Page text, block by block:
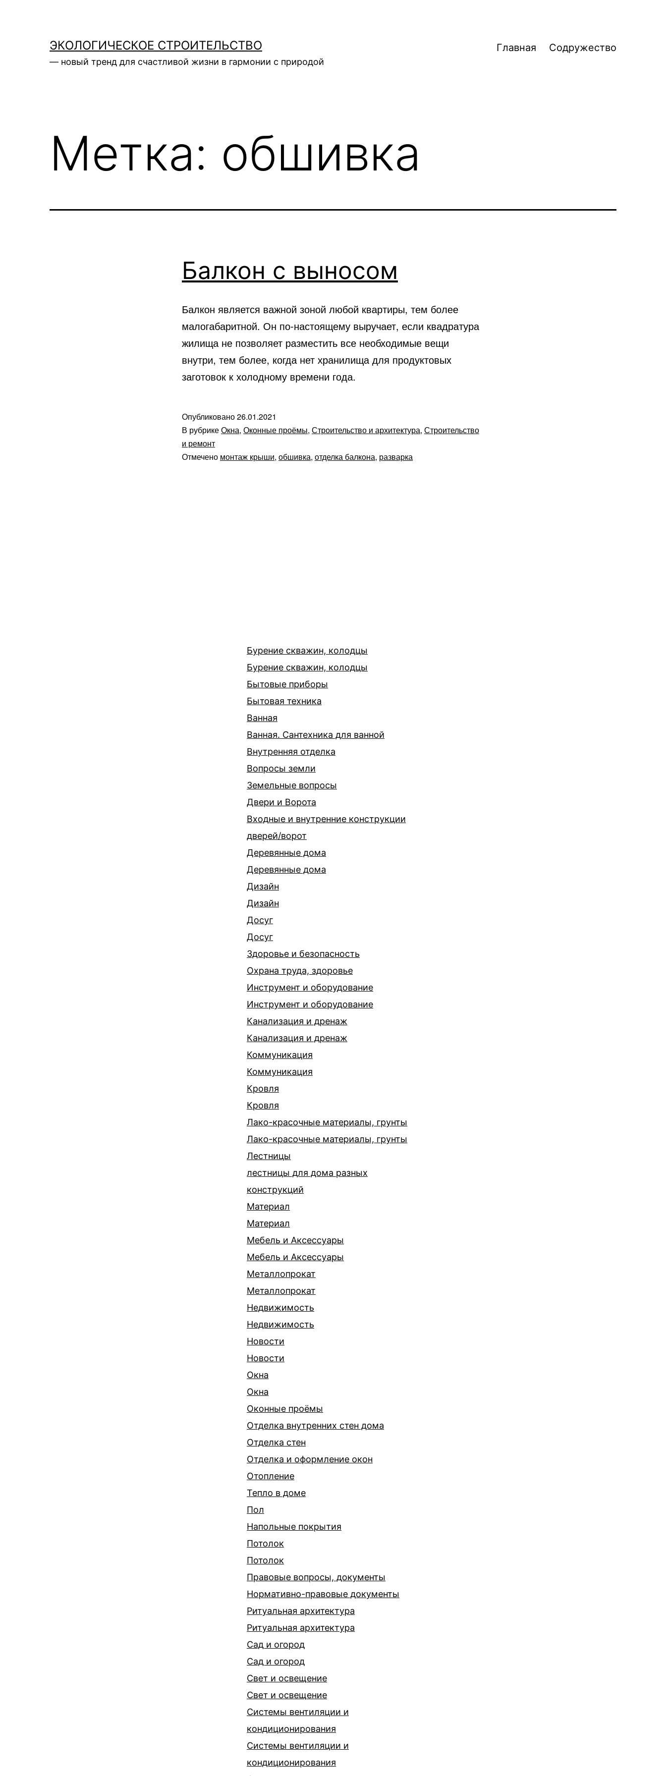
содержимомуЭКОЛОГИЧЕСКОЕ СТРОИТЕЛЬСТВО
— новый тренд для счастливой жизни в гармонии с природой
Главная Содружество
Метка: обшивка
Балкон с выносом
Балкон является важной зоной любой квартиры, тем более
малогабаритной. Он по-настоящему выручает, если квадратура
жилища не позволяет разместить все необходимые вещи
внутри, тем более, когда нет хранилища для продуктовых
заготовок к холодному времени года.
Опубликовано26.01.2021
В рубрикеОкна, Оконные проёмы, Строительство и архитектура, Строительство
и ремонт
Отмечено монтаж крыши, обшивка, отделка балкона, разварка
Бурение скважин, колодцы
Бурение скважин, колодцы
Бытовые приборы
Бытовая техника
Ванная
Ванная. Сантехника для ванной
Внутренняя отделка
Вопросы земли
Земельные вопросы
Двери и Ворота
Входные и внутренние конструкции
дверей/ворот
Деревянные дома
Деревянные дома
Дизайн
Дизайн
Досуг
Досуг
Здоровье и безопасность
Охрана труда, здоровье
Инструмент и оборудование
Инструмент и оборудование
Канализация и дренаж
Канализация и дренаж
Коммуникация
Коммуникация
Кровля
Кровля
Лако-красочные материалы, грунты
Лако-красочные материалы, грунты
Лестницы
лестницы для дома разных
конструкций
Материал
Материал
Мебель и Аксессуары
Мебель и Аксессуары
Металлопрокат
Металлопрокат
Недвижимость
Недвижимость
Новости
Новости
Окна
Окна
Оконные проёмы
Отделка внутренних стен дома
Отделка стен
Отделка и оформление окон
Отопление
Тепло в доме
Пол
Напольные покрытия
Потолок
Потолок
Правовые вопросы, документы
Нормативно-правовые документы
Ритуальная архитектура
Ритуальная архитектура
Сад и огород
Сад и огород
Свет и освещение
Свет и освещение
Системы вентиляции и
кондиционирования
Системы вентиляции и
кондиционирования